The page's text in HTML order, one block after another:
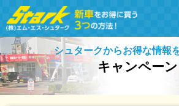
シュタークからお得な情報
キャンペーン